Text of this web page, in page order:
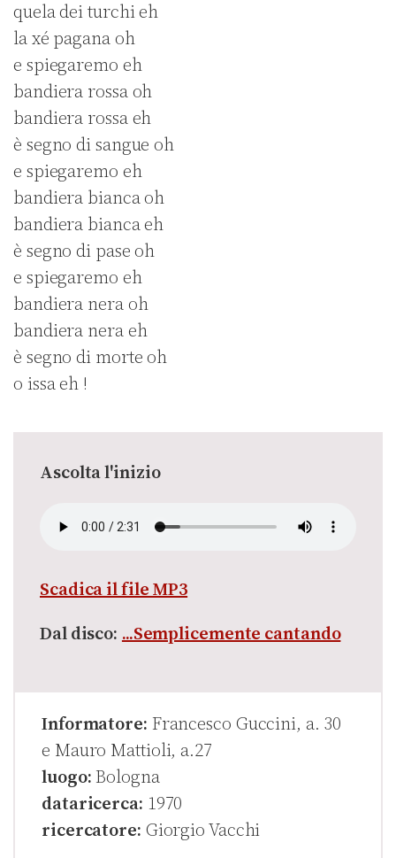
quela dei turchi eh
la xé pagana oh
e spiegaremo eh
bandiera rossa oh
bandiera rossa eh
è segno di sangue oh
e spiegaremo eh
bandiera bianca oh
bandiera bianca eh
è segno di pase oh
e spiegaremo eh
bandiera nera oh
bandiera nera eh
è segno di morte oh
o issa eh !
Ascolta l'inizio
Scadica il file MP3
Dal disco: ...Semplicemente cantando
Informatore: Francesco Guccini, a. 30
e Mauro Mattioli, a.27
luogo: Bologna
dataricerca: 1970
ricercatore: Giorgio Vacchi